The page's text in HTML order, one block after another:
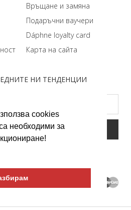
cookies
необходими за
НИ ТЕНДЕНЦИИ
Връщане и замяна
Подаръчни ваучери
Dáphnе loyalty card
Карта на сайта